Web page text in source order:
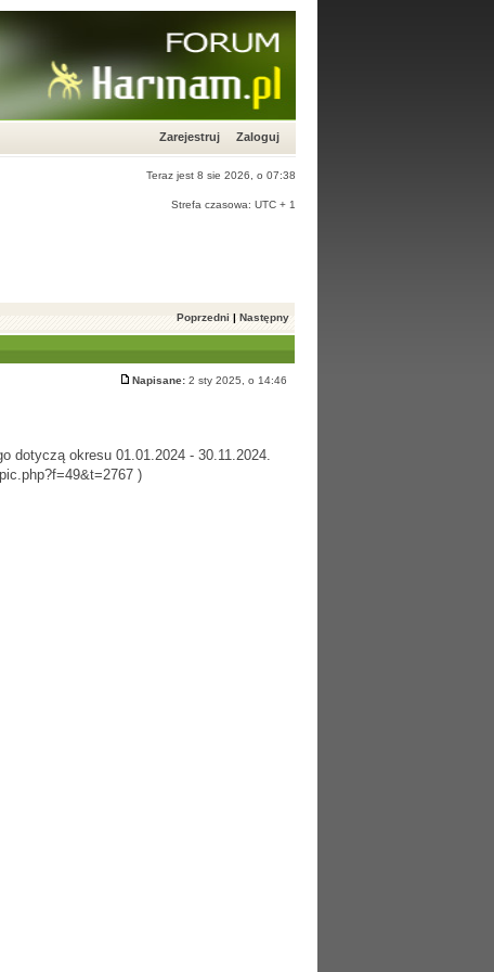
Zarejestruj Zaloguj
Teraz jest 8 sie 2026, o 07:38
Strefa czasowa: UTC + 1
Poprzedni | Następny
Napisane: 2 sty 2025, o 14:46
dotyczą okresu 01.01.2024 - 30.11.2024.
)